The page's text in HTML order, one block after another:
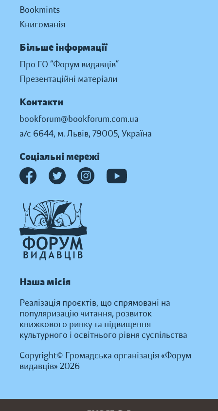
Bookmints
Книгоманія
Більше інформації
Про ГО “Форум видавців”
Презентаційні матеріали
Контакти
bookforum@bookforum.com.ua
а/с 6644, м. Львів, 79005, Україна
Соціальні мережі
Наша місія
Реалізація проєктів, що спрямовані на
популяризацію читання, розвиток
книжкового ринку та підвищення
культурного і освітнього рівня суспільства
Copyright© Громадська організація «Форум
видавців» 2026